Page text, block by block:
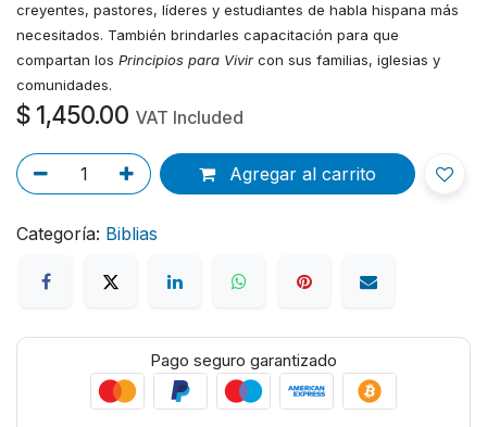
creyentes, pastores, líderes y estudiantes de habla hispana más
necesitados. También brindarles capacitación para que
compartan los Principios para Vivircon sus familias, iglesias y
comunidades.
$ 1,450.00 VAT Included
Agregar al carrito
Categoría: Biblias
Pago seguro garantizado